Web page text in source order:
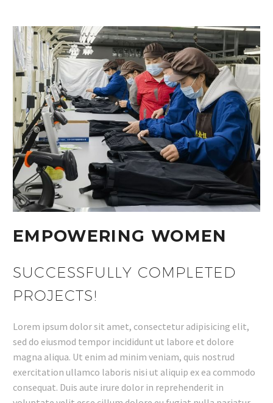
EMPOWERING WOMEN
SUCCESSFULLY COMPLETED
PROJECTS!
Lorem ipsum dolor sit amet, consectetur adipisicing elit,
sed do eiusmod tempor incididunt ut labore et dolore
magna aliqua. Ut enim ad minim veniam, quis nostrud
exercitation ullamco laboris nisi ut aliquip ex ea commodo
consequat. Duis aute irure dolor in reprehenderit in